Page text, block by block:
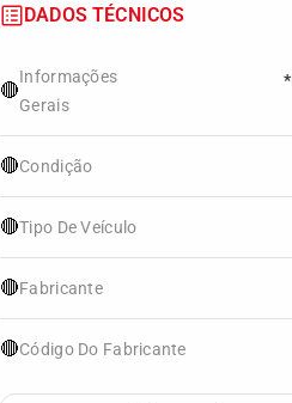
DADOS TÉCNICOS
🔴
Informações
Gerais
🔴Condição
🔴Tipo De Veículo
🔴Fabricante
🔴Código Do Fabricante